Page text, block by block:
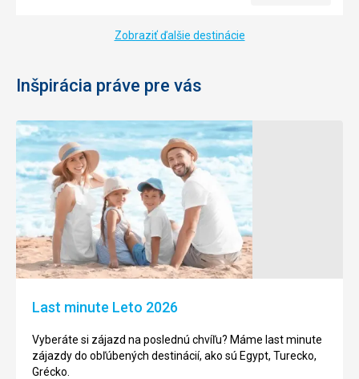
Zobraziť ďalšie destinácie
Inšpirácia práve pre vás
Last minute Leto 2026
Vyberáte si zájazd na poslednú chvíľu? Máme last minute
zájazdy do obľúbených destinácií, ako sú Egypt, Turecko,
Grécko.